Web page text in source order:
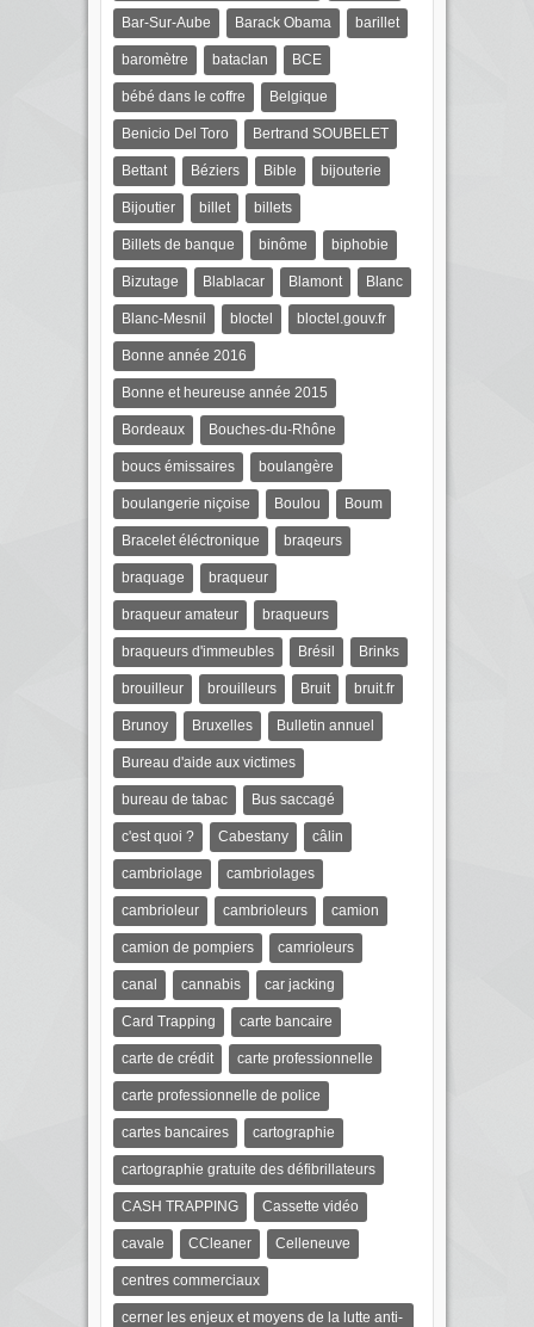
Bar-Sur-Aube Barack Obama barillet
baromètre bataclan BCE
bébé dans le coffre Belgique
Benicio Del Toro Bertrand SOUBELET
Bettant Béziers Bible bijouterie
Bijoutier billet billets
Billets de banque binôme biphobie
Bizutage Blablacar Blamont Blanc
Blanc-Mesnil bloctel bloctel.gouv.fr
Bonne année 2016
Bonne et heureuse année 2015
Bordeaux Bouches-du-Rhône
boucs émissaires boulangère
boulangerie niçoise Boulou Boum
Bracelet éléctronique braqeurs
braquage braqueur
braqueur amateur braqueurs
braqueurs d'immeubles Brésil Brinks
brouilleur brouilleurs Bruit bruit.fr
Brunoy Bruxelles Bulletin annuel
Bureau d'aide aux victimes
bureau de tabac Bus saccagé
c'est quoi ? Cabestany câlin
cambriolage cambriolages
cambrioleur cambrioleurs camion
camion de pompiers camrioleurs
canal cannabis car jacking
Card Trapping carte bancaire
carte de crédit carte professionnelle
carte professionnelle de police
cartes bancaires cartographie
cartographie gratuite des défibrillateurs
CASH TRAPPING Cassette vidéo
cavale CCleaner Celleneuve
centres commerciaux
cerner les enjeux et moyens de la lutte anti-